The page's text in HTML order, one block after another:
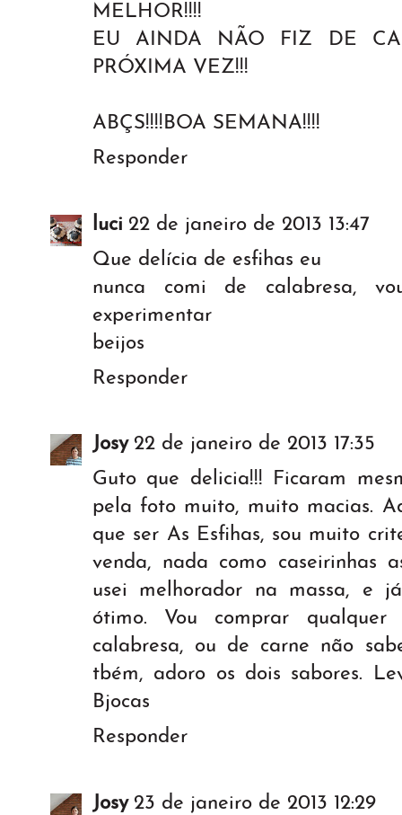
MELHOR!!!!
EU AINDA NÃO FIZ DE
PRÓXIMA VEZ!!!
ABÇS!!!!BOA SEMANA!!!!
Responder
luci 22 de janeiro de 2013 13:47
Que delícia de esfihas eu
nunca comi de calabresa,
experimentar
beijos
Responder
Josy 22 de janeiro de 2013 17:35
Guto que delicia!!! Ficaram
pela foto muito, muito macias.
que ser As Esfihas, sou muito
venda, nada como caseirinhas
usei melhorador na massa, e
ótimo. Vou comprar
calabresa, ou de carne não
tbém, adoro os dois sabores.
Bjocas
Responder
Josy 23 de janeiro de 2013 12:29